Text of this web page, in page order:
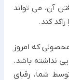
آن، می تواند
کند.
که امروز
نداشته باشد.
شما، رقبای